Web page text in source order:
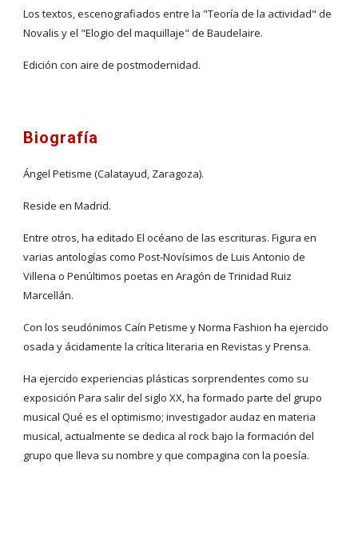
Los textos, escenografiados entre la "Teoría de la actividad" de
Novalis y el "Elogio del maquillaje" de Baudelaire.
Edición con aire de postmodernidad.
Biografía
Ángel Petisme (Calatayud, Zaragoza).
Reside en Madrid.
Entre otros, ha editado El océano de las escrituras. Figura en
varias antologías como Post-Novísimos de Luis Antonio de
Villena o Penúltimos poetas en Aragón de Trinidad Ruiz
Marcellán.
Con los seudónimos Caín Petisme y Norma Fashion ha ejercido
osada y ácidamente la crítica literaria en Revistas y Prensa.
Ha ejercido experiencias plásticas sorprendentes como su
exposición Para salir del siglo XX, ha formado parte del grupo
musical Qué es el optimismo; investigador audaz en materia
musical, actualmente se dedica al rock bajo la formación del
grupo que lleva su nombre y que compagina con la poesía.